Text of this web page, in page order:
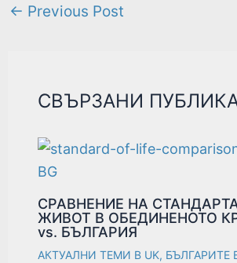
← Previous Post
СВЪРЗАНИ
СРАВНЕНИЕ НА
ЖИВОТ В ОБЕДИНЕНОТО
vs. БЪЛГАРИЯ
АКТУАЛНИ ТЕМИ В UK, БЪЛГАРИТЕ